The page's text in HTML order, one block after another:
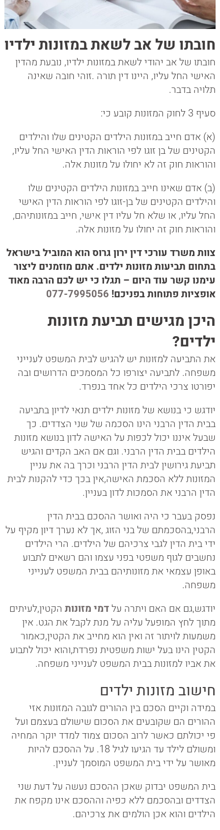
חובתו של אב לשאת במזונות ילדיו
חובתו של אב יהודי לשאת במזונות ילדיו, נובעת מהדין
האישי החל עליו, היינו דין תורה .זוהי חובה שאינה
תלויה בדבר.
סעיף 3 לחוק המזונות קובע כי:
(א) אדם חייב במזונות הילדים הקטינים שלו והילדים
הקטינים של בן זוגו לפי הוראות הדין האישי החל עליו,
והוראות חוק זה לא יחולו על מזונות אלה.
(ב) אדם שאינו חייב במזונות הילדים הקטינים שלו
והילדים הקטינים של בן-זוגו לפי הוראות הדין האישי
החל עליו, או שלא חל עליו דין אישי, חייב במזונותיהם,
והוראות חוק זה יחולו על מזונות אלה.
צוות משרד עורכי דין ירון גרוס הוא המוביל בישראל
בתחום תביעות מזונות ילדים. אתם מוזמנים ליצור
עימנו קשר עוד היום – תגלו כי יש לכם הרבה מאוד
אופציות פתוחות בפניכם! 077-7995056
היכן מגישים תביעת מזונות
ילדים?
את התביעה למזונות יש להגיש לבית המשפט לענייני
משפחה. לתביעה יצורפו כל המסמכים הדרושים ובה
יפורטו צרכי הילדים כל אחד בנפרד.
יודגש כי בנושא של מזונות ילדים תנאי לדיון בתביעה
בבית הדין הרבני הינו הסכמה של שני הצדדים. כך
שבעל איננו יכול לכפות על האישה לדון בנושא מזונות
הילדים בבית הדין הרבני. וגם אם האב הקדים והגיש
תביעת גירושין לבית הדין הרבני וכרך בה את עניין
המזונות ללא הסכמת האישה,אין בכך כדי להקנות לבית
הדין הרבני את הסמכות לדון בעניין.
נפסק בעבר כי היה ואושר ההסכם בבית הדין
הרבני,בהסכמתם של בני הזוג ,אך לא נערך דיון מקיף על
ידי בית הדין לגבי צרכיהם של הילדים. הרי הילדים
נחשבים לגוף משפטי בפני עצמו והם רשאים לתבוע
באופן עצמאי את מזונותיהם בבית המשפט לענייני
משפחה.
יודגש,גם אם האם ויתרה על דמי מזונותהקטין,לעיתים
מתוך לחץ המופעל עליה על מנת לקבל את הגט. אין
משמעות לויתור זה ואין הוא מחייב את הקטין,כאמור
הקטין הינו בעל ישות משפטית נפרדת,והוא יכול לתבוע
את אביו למזונות בבית המשפט לענייני משפחה.
חישוב מזונות ילדים
במידה וקיים הסכם בין ההורים לגובה המזונות אזי
ההורים הם שקובעים את הסכום שישולם בעצמם ועל
פי יכולתם כאשר לרוב הסכום צמוד למדד יוקר המחיה
ומשולם לילד עד הגיעו לגיל 18. על ההסכם להיות
מאושר על ידי בית המשפט המוסמך לעניין.
בית המשפט יבדוק שאכן ההסכם נעשה על דעת שני
הצדדים ובהסכמם ללא כפיה וההסכם אינו מקפח את
הילדים והוא אכן הולמים את צרכיהם.